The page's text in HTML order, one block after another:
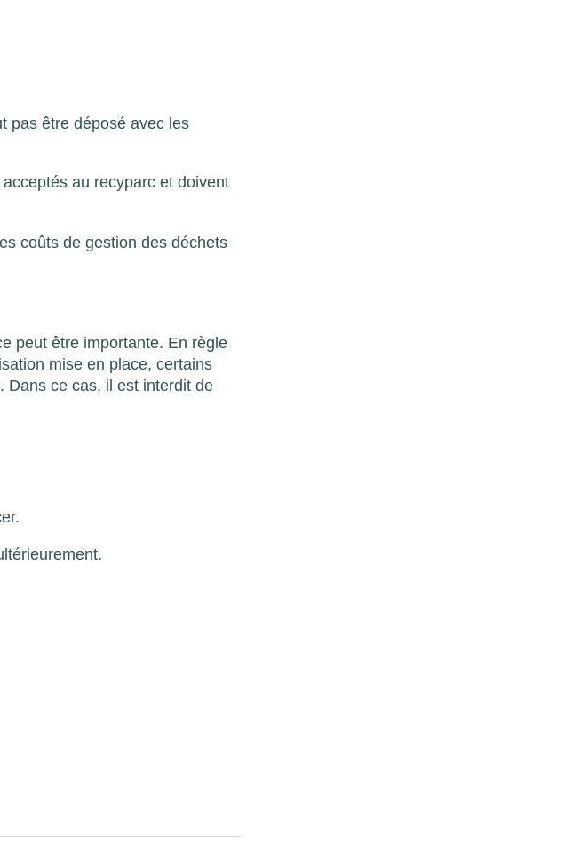
pas être déposé avec les
au recyparc et doivent
coûts de gestion des déchets
peut être importante. En règle
mise en place, certains
Dans ce cas, il est interdit de